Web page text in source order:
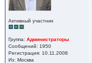
Активный участник
Группа: Администраторы
Сообщений: 1950
Регистрация: 10.11.2008
Из: Москва